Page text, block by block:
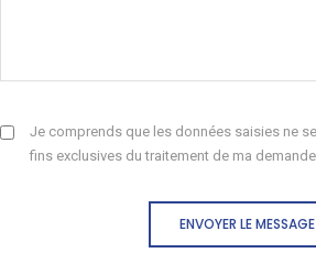
Je comprends que les données saisies ne
fins exclusives du traitement de ma
ENVOYER LE MESSAGE